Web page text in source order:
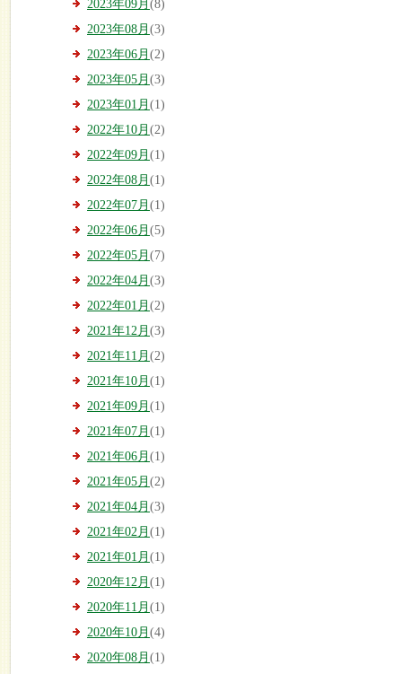
2023年09月 (8)
2023年08月 (3)
2023年06月 (2)
2023年05月 (3)
2023年01月 (1)
2022年10月 (2)
2022年09月 (1)
2022年08月 (1)
2022年07月 (1)
2022年06月 (5)
2022年05月 (7)
2022年04月 (3)
2022年01月 (2)
2021年12月 (3)
2021年11月 (2)
2021年10月 (1)
2021年09月 (1)
2021年07月 (1)
2021年06月 (1)
2021年05月 (2)
2021年04月 (3)
2021年02月 (1)
2021年01月 (1)
2020年12月 (1)
2020年11月 (1)
2020年10月 (4)
2020年08月 (1)